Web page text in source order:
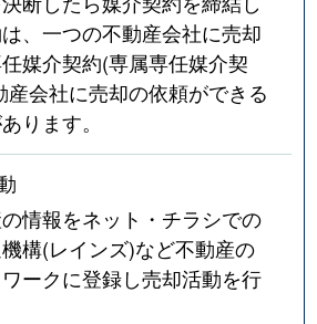
、一つの不動産会社に売却
媒介契約(専属専任媒介契
産会社に売却の依頼ができる
ります。
情報をネット・チラシでの
構(レインズ)など不動産の
ークに登録し売却活動を行